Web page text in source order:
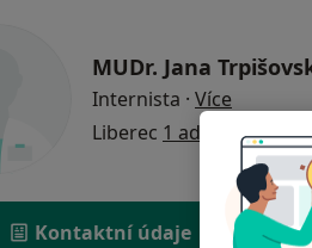
MUDr. Jana
Internista · Víceo
Liberec 1 adresa
Kontaktní údaje